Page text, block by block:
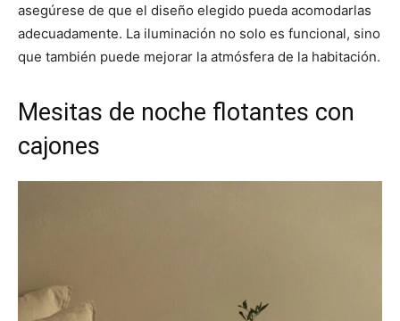
asegúrese de que el diseño elegido pueda acomodarlas
adecuadamente. La iluminación no solo es funcional, sino
que también puede mejorar la atmósfera de la habitación.
Mesitas de noche flotantes con
cajones